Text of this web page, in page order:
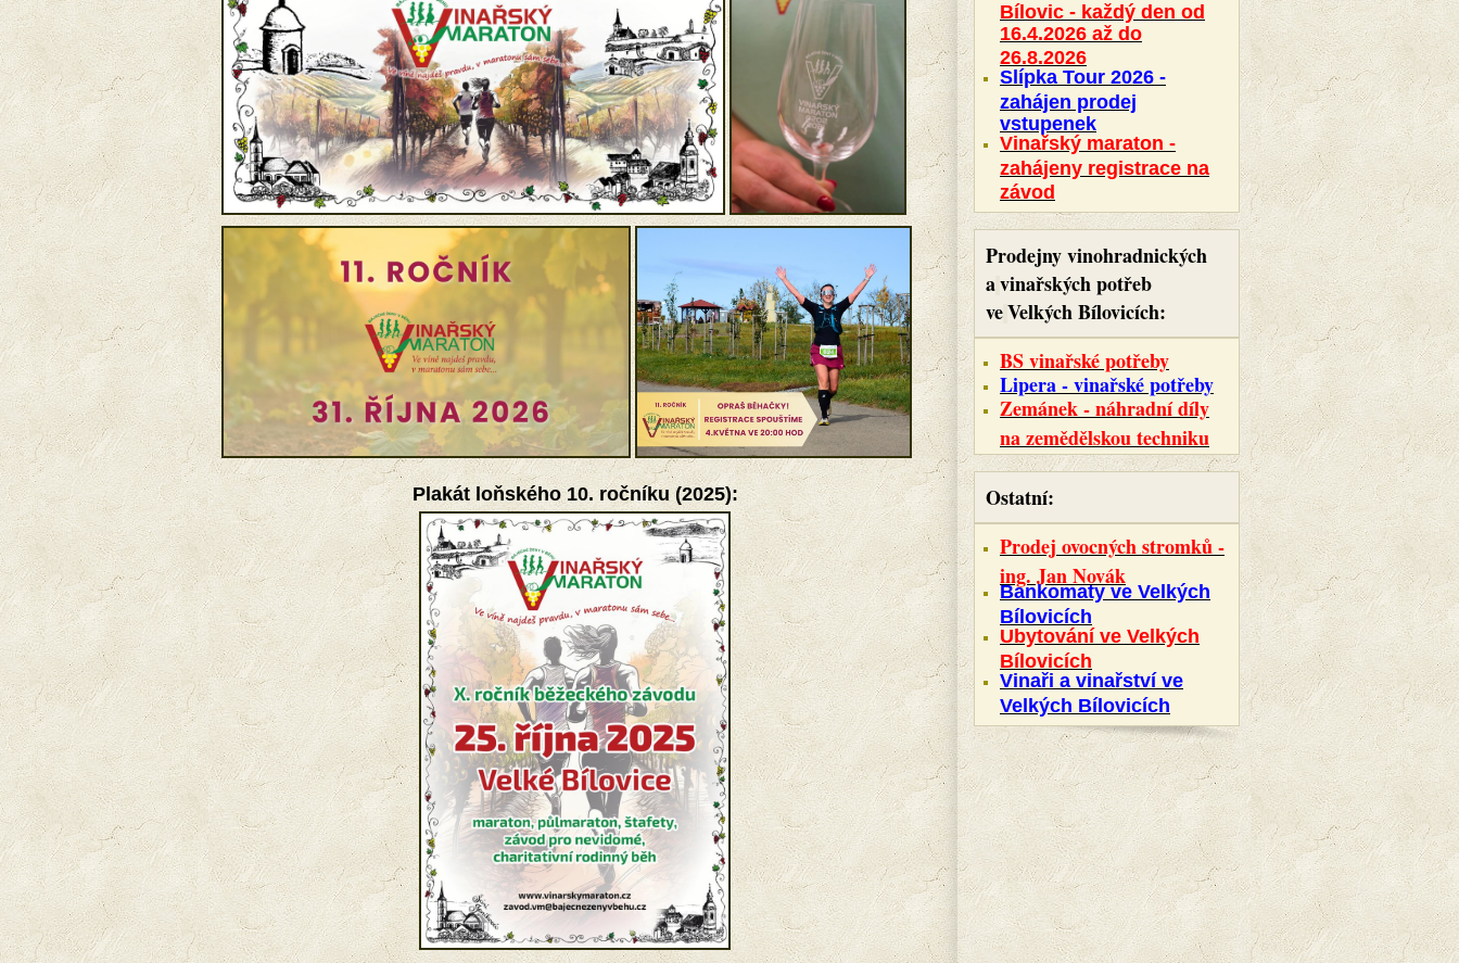
Plakát loňského 10. ročníku (2025):
Bílovic - každý den od
16.4.2026 až do
26.8.2026
Slípka Tour 2026 -
zahájen prodej
vstupenek
Vinařský maraton -
zahájeny registrace na
závod
Prodejny vinohradnických
avinařských potřeb
veVelkých Bílovicích:
BS vinařské potřeby
Lipera - vinařské potřeby
Zemánek - náhradní díly
na zemědělskou techniku
Ostatní:
Prodej ovocných stromků -
ing. Jan Novák
Bankomaty ve Velkých
Bílovicích
Ubytování ve Velkých
Bílovicích
Vinaři a vinařství ve
Velkých Bílovicích